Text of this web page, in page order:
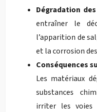
Dégradation
entraîner le
l’apparition de
et la corrosion
Conséquences
Les matériaux
substances
irriter les voies